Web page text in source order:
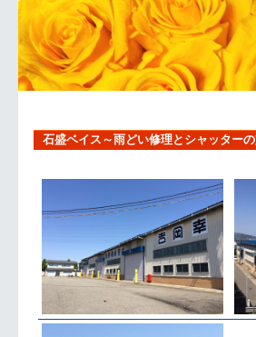
石盛ベイス～雨どい修理とシャッター